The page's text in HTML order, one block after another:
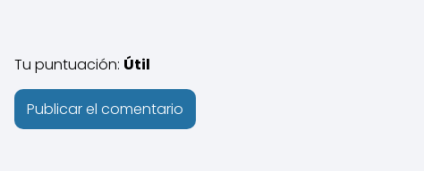
Tu puntuación: Útil